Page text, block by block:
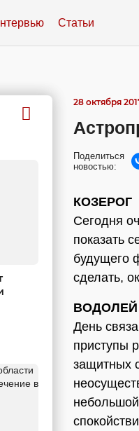
Статьи
28 октября
Поделиться
новостью:
КОЗЕРОГ
Сегодня
показать
будущего
сделать,
ВОДОЛЕЙ
День
приступы
защитных